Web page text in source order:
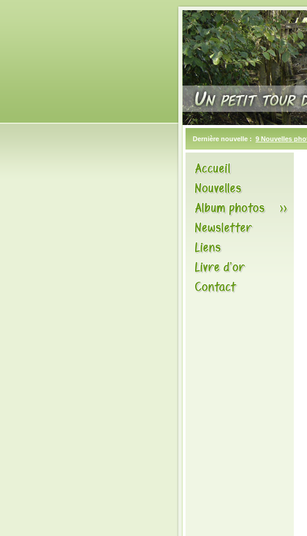
Dernière nouvelle : 9 Nouvelles